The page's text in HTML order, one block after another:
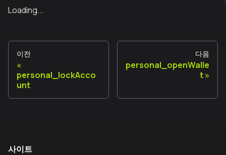
Loading...
이전
personal_lockAcco
unt
다음
personal_openWalle
t
사이트